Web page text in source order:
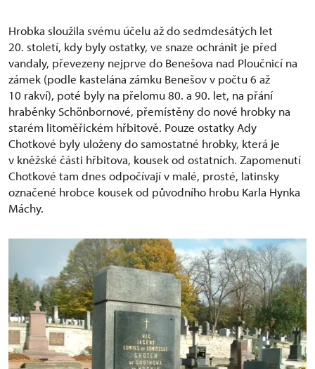
Hrobka sloužila svému účelu až do sedmdesátých let
20. století, kdy byly ostatky, ve snaze ochránit je před
vandaly, převezeny nejprve do Benešova nad Ploučnicí na
zámek (podle kastelána zámku Benešov v počtu 6 až
10 rakví), poté byly na přelomu 80. a 90. let, na přání
hraběnky Schönbornové, přemístěny do nové hrobky na
starém litoměřickém hřbitově. Pouze ostatky Ady
Chotkové byly uloženy do samostatné hrobky, která je
v kněžské části hřbitova, kousek od ostatních. Zapomenutí
Chotkové tam dnes odpočívají v malé, prosté, latinsky
označené hrobce kousek od původního hrobu Karla Hynka
Máchy.